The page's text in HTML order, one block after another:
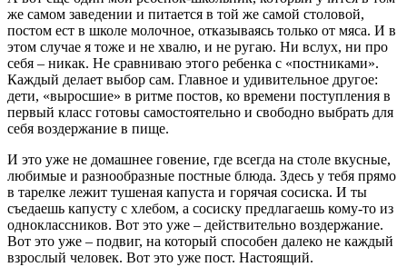
же самом заведении и питается в той же самой столовой,
постом ест в школе молочное, отказываясь только от мяса. И в
этом случае я тоже и не хвалю, и не ругаю. Ни вслух, ни про
себя – никак. Не сравниваю этого ребенка с «постниками».
Каждый делает выбор сам. Главное и удивительное другое:
дети, «выросшие» в ритме постов, ко времени поступления в
первый класс готовы самостоятельно и свободно выбрать для
себя воздержание в пище.
И это уже не домашнее говение, где всегда на столе вкусные,
любимые и разнообразные постные блюда. Здесь у тебя прямо
в тарелке лежит тушеная капуста и горячая сосиска. И ты
съедаешь капусту с хлебом, а сосиску предлагаешь кому-то из
одноклассников. Вот это уже – действительно воздержание.
Вот это уже – подвиг, на который способен далеко не каждый
взрослый человек. Вот это уже пост. Настоящий.